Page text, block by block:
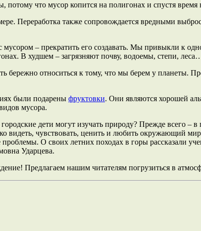
что мусор копится на полигонах и спустя время
Переработка также сопровождается вредными
– прекратить его создавать. Мы привыкли к
В худшем – загрязняют почву, водоемы, степи,
бережно относиться к тому, что мы берем у планеты.
были подарены фруктовки. Они являются хорошей
мусора.
дети могут изучать природу? Прежде всего – в
видеть, чувствовать, ценить и любить окружающий
О своих летних походах в горы рассказали
Ударцева.
Предлагаем нашим читателям погрузиться в